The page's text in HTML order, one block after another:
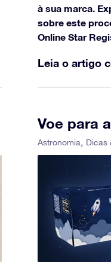
à sua marca.
sobre este
Online Star
Leia o artigo
Voe para
Astronomia Dicas